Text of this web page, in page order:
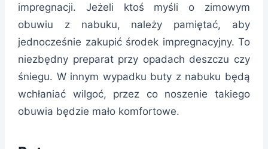
impregnacji. Jeżeli ktoś myśli o zimowym
obuwiu z nabuku, należy pamiętać, aby
jednocześnie zakupić środek impregnacyjny. To
niezbędny preparat przy opadach deszczu czy
śniegu. W innym wypadku buty z nabuku będą
wchłaniać wilgoć, przez co noszenie takiego
obuwia będzie mało komfortowe.